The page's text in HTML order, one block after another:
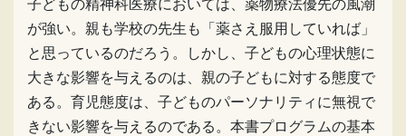
子どもの精神科医療においては、薬物療法優先の風潮
が強い。親も学校の先生も「薬さえ服用していれば」
と思っているのだろう。しかし、子どもの心理状態に
大きな影響を与えるのは、親の子どもに対する態度で
ある。育児態度は、子どものパーソナリティに無視で
きない影響を与えるのである。本書プログラムの基本